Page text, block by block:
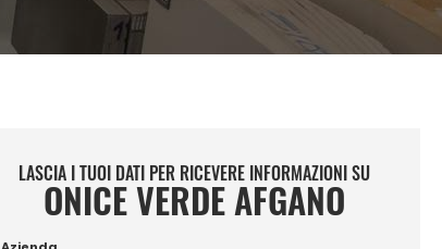
LASCIA I TUOI DATI PER RICEVERE INFORMAZIONI SU
ONICE VERDE AFGANO